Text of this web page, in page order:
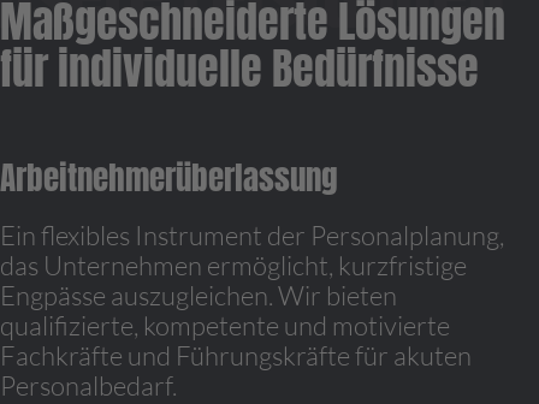
Maßgeschneiderte Lösungen
für individuelle Bedürfnisse
Arbeitnehmerüberlassung
Ein flexibles Instrument der Personalplanung,
das Unternehmen ermöglicht, kurzfristige
Engpässe auszugleichen. Wir bieten
qualifizierte, kompetente und motivierte
Fachkräfte und Führungskräfte für akuten
Personalbedarf.